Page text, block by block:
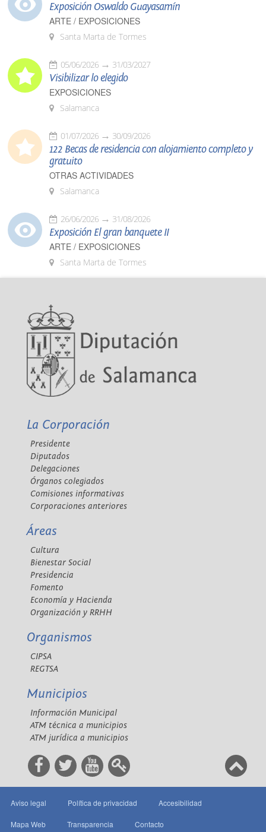
Exposición Oswaldo Guayasamín
ARTE / EXPOSICIONES
Santa Marta de Tormes
05/06/2026 31/03/2027
Visibilizar lo elegido
EXPOSICIONES
Salamanca
01/07/2026 30/09/2026
122 Becas de residencia con alojamiento completo y
gratuito
OTRAS ACTIVIDADES
Salamanca
26/06/2026 31/08/2026
Exposición El gran banquete II
ARTE / EXPOSICIONES
Santa Marta de Tormes
La Corporación
Presidente
Diputados
Delegaciones
Órganos colegiados
Comisiones informativas
Corporaciones anteriores
Áreas
Cultura
Bienestar Social
Presidencia
Fomento
Economía y Hacienda
Organización y RRHH
Organismos
CIPSA
REGTSA
Municipios
Información Municipal
ATM técnica a municipios
ATM jurídica a municipios
Aviso legal Política de privacidad Accesibilidad
Mapa Web Transparencia Contacto